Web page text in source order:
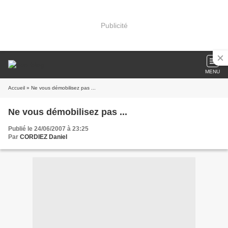
Publicité
MENU
Accueil » Ne vous démobilisez pas ...
Ne vous démobilisez pas ...
Publié le 24/06/2007 à 23:25
Par CORDIEZ Daniel